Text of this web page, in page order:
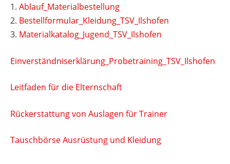
1. Ablauf_Materialbestellung
2. Bestellformular_Kleidung_TSV_Ilshofen
3. Materialkatalog_Jugend_TSV_Ilshofen
Einverständniserklärung_Probetraining_TSV_Ilshofen
Leitfaden für die Elternschaft
Rückerstattung von Auslagen für Trainer
Tauschbörse Ausrüstung und Kleidung